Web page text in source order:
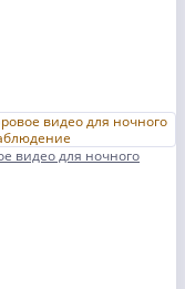
видео для ночного